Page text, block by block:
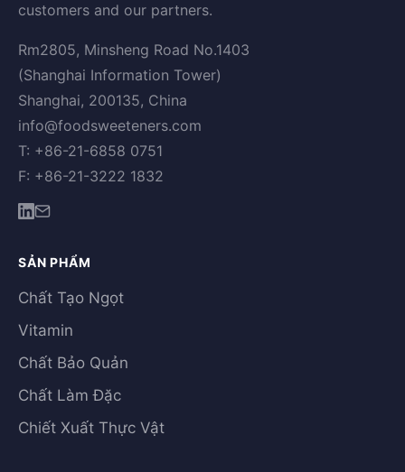
customers and our partners.
Rm2805, Minsheng Road No.1403
(Shanghai Information Tower)
Shanghai, 200135, China
info@foodsweeteners.com
T: +86-21-6858 0751
F: +86-21-3222 1832
SẢN PHẨM
Chất Tạo Ngọt
Vitamin
Chất Bảo Quản
Chất Làm Đặc
Chiết Xuất Thực Vật